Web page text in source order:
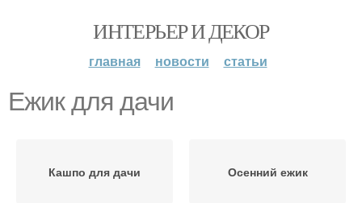
ИНТЕРЬЕР И ДЕКОР
главная новости статьи
Ежик для дачи
Кашпо для дачи Осенний ежик